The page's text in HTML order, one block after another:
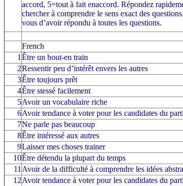
accord, 5=tout à fait enaccord. Répondez
chercher à comprendre le sens exact des
vous d’avoir répondu à toutes les questions.
French
1 Être un bout-en train
2Ressentir peu d’intérêt envers les autres
3Être toujours prêt
4Être stessé facilement
5Avoir un vocabulaire riche
6Avoir tendance à voter pour les candidates du
7Ne parle pas beaucoup
8Être intéressé aux autres
9Laisser mes choses trainer
10Être détendu la plupart du temps
11 Avoir de la difficulté à comprendre les idées
12Avoir tendance à voter pour les candidates du